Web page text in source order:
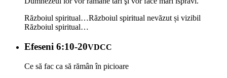
Războiul spiritual…Războiul spiritual nevăzut și vizibil
Războiul spiritual…
Efeseni 6:10-20VDCC
Ce să fac ca să rămân în picioare